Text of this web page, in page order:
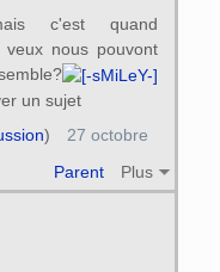
c'est quand
nous pouvont
un sujet
Parent Plus
)
27 octobre